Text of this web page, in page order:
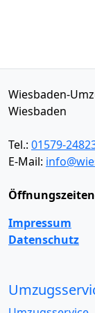
Wiesbaden-
Wiesbaden
Tel.: 01579-
E-Mail:
Impressum
Datenschutz